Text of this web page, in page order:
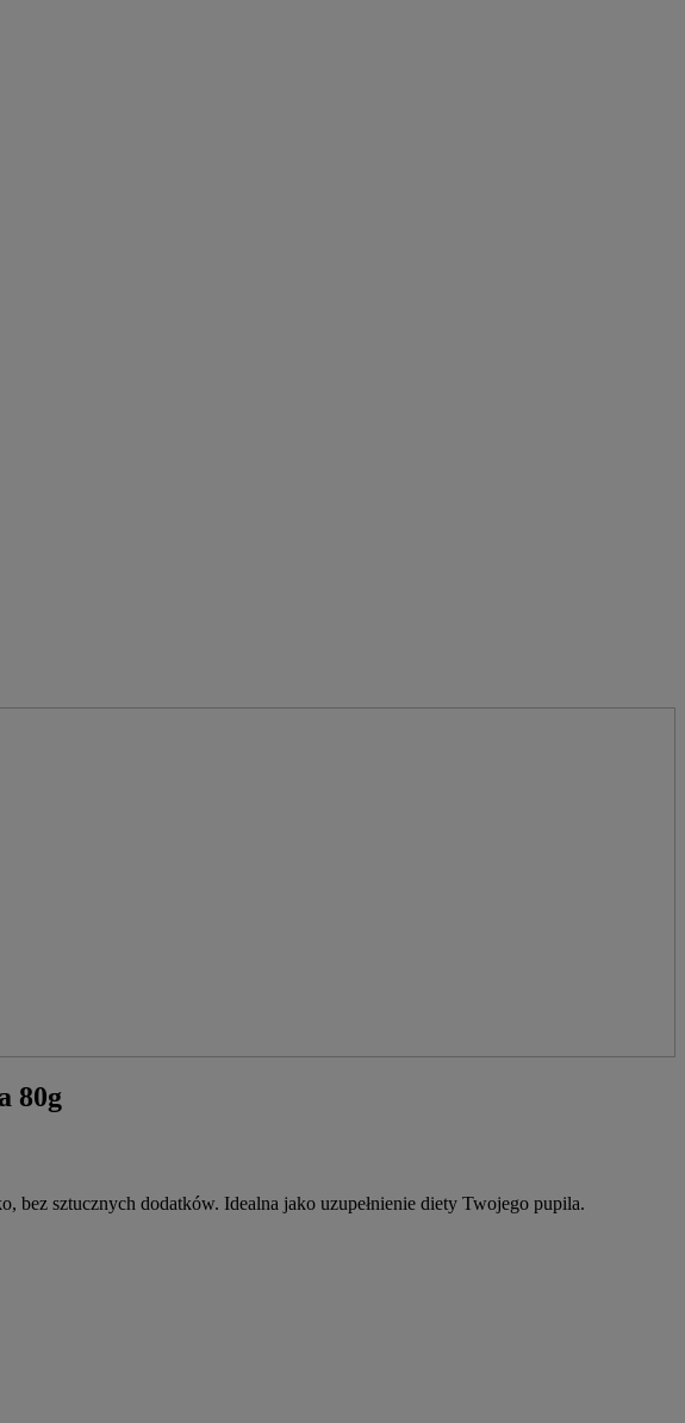
80g
bez sztucznych dodatków. Idealna jako uzupełnienie diety Twojego pupila.